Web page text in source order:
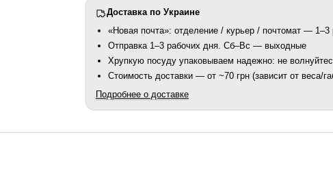
Доставка по Украине
«Новая почта»: отделение / курьер / почтомат — 1–3
Отправка 1–3 рабочих дня. Сб–Вс — выходные
Хрупкую посуду упаковываем надежно: не
Стоимость доставки — от ~70 грн (зависит от веса/
Подробнее о доставке